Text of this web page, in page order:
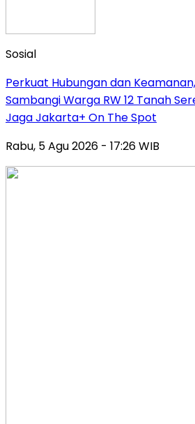
Sosial
Perkuat Hubungan dan
Sambangi Warga RW 12 Tanah
Jaga Jakarta+ On The Spot
Rabu, 5 Agu 2026 - 17:26 WIB